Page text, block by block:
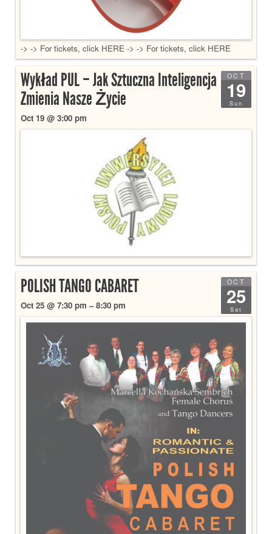
-> -> For tickets, click HERE -> -> For tickets, click HERE
OCT
19
Sun
Wykład PUL – Jak Sztuczna Inteligencja
Zmienia Nasze Życie
Oct 19 @ 3:00 pm
OCT
25
Sat
POLISH TANGO CABARET
Oct 25 @ 7:30 pm – 8:30 pm